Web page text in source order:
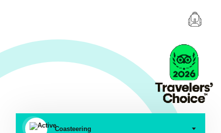
Coasteering